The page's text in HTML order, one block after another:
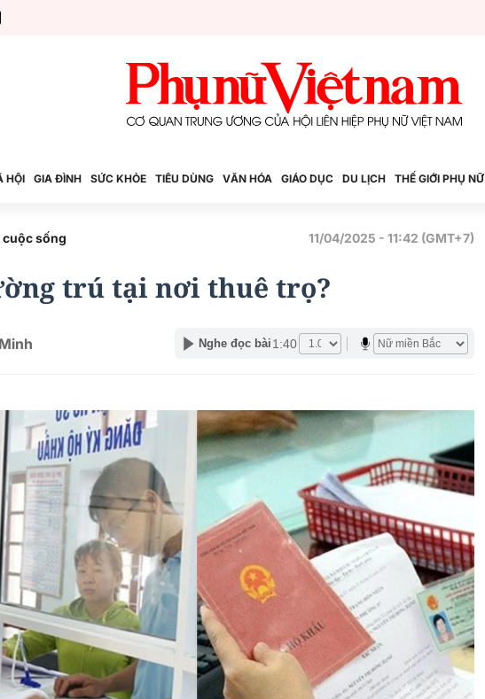
HỘI GIA ĐÌNH SỨC KHỎE TIÊU DÙNG VĂN HÓA GIÁO DỤC DU LỊCH THẾ GIỚI PHỤ NỮ
cuộc sống 11/04/2025 - 11:42 (GMT+7)
trú tại nơi thuê trọ?
Nghe đọc bài 1:40